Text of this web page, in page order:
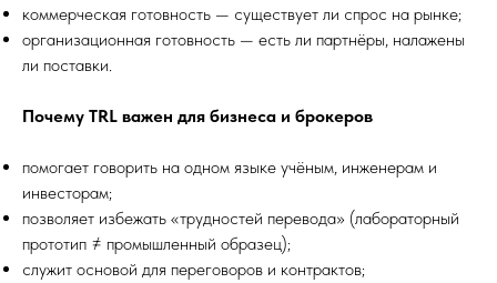
коммерческая готовность — существует ли спрос на рынке;
организационная готовность — есть ли партнёры, налажены
ли поставки.
Почему TRL важен для бизнеса и брокеров
помогает говорить на одном языке учёным, инженерам и
инвесторам;
позволяет избежать «трудностей перевода» (лабораторный
прототип ≠ промышленный образец);
служит основой для переговоров и контрактов;